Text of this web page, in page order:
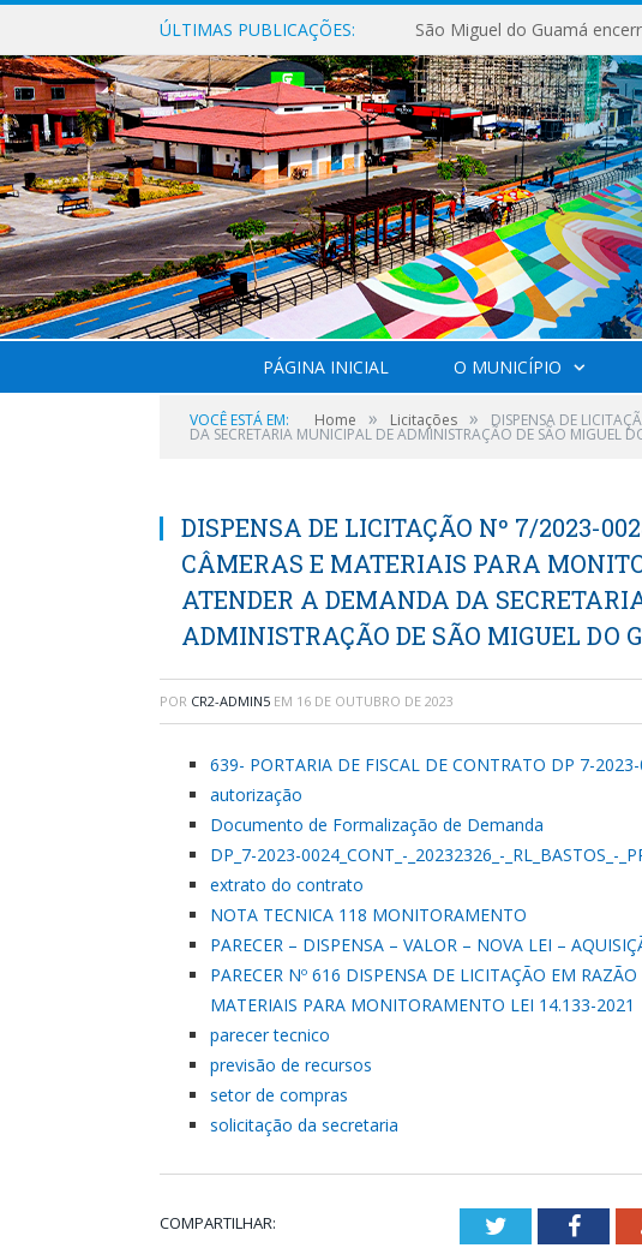
ÚLTIMAS PUBLICAÇÕES:
PÁGINA INICIAL O MUNICÍPIO
VOCÊ ESTÁ EM: Home » Licitações » DISPENSA DE
DA SECRETARIA MUNICIPAL DE ADMINISTRAÇÃO DE SÃO MIGUEL
DISPENSA DE LICITAÇÃO Nº 7/2023-
CÂMERAS E MATERIAIS PARA
ATENDER A DEMANDA DA
ADMINISTRAÇÃO DE SÃO MIGUEL DO
POR CR2-ADMIN5 EM 16 DE OUTUBRO DE 2023
639- PORTARIA DE FISCAL DE CONTRATO DP 7-
autorização
Documento de Formalização de Demanda
DP_7-2023-0024_CONT_-_20232326_-_RL_BASTOS_-
extrato do contrato
NOTA TECNICA 118 MONITORAMENTO
PARECER – DISPENSA – VALOR – NOVA LEI –
PARECER Nº 616 DISPENSA DE LICITAÇÃO EM
MATERIAIS PARA MONITORAMENTO LEI 14.133-2021
parecer tecnico
previsão de recursos
setor de compras
solicitação da secretaria
COMPARTILHAR: Twitter